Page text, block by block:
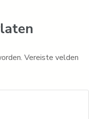
Vereiste velden